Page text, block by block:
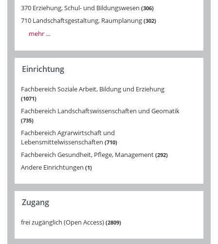
370 Erziehung, Schul- und Bildungswesen 306
710 Landschaftsgestaltung, Raumplanung 302
mehr ...
Einrichtung
Fachbereich Soziale Arbeit, Bildung und Erziehung
1071
Fachbereich Landschaftswissenschaften und Geomatik
735
Fachbereich Agrarwirtschaft und
Lebensmittelwissenschaften 710
Fachbereich Gesundheit, Pflege, Management 292
Andere Einrichtungen 1
Zugang
frei zugänglich (Open Access) 2809